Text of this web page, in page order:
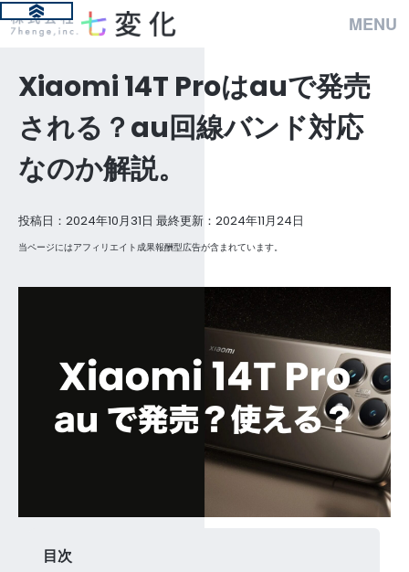
MENU
Xiaomi 14T Proはauで発売
される？au回線バンド対応
なのか解説。
投稿日：2024年10月31日 最終更新：2024年11月24日
当ページにはアフィリエイト成果報酬型広告が含まれています。
目次